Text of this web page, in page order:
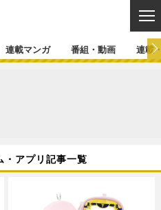
音楽
レポート
連載一覧
連載マンガ 番組・動画 連載
・アプリ記事一覧